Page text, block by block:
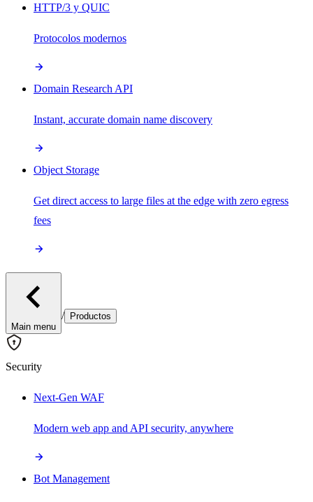
HTTP/3 y QUIC
Protocolos modernos
Domain Research API
Instant, accurate domain name discovery
Object Storage
Get direct access to large files at the edge with zero egress
fees
Main menu
/ Productos
Security
Next-Gen WAF
Modern web app and API security, anywhere
Bot Management